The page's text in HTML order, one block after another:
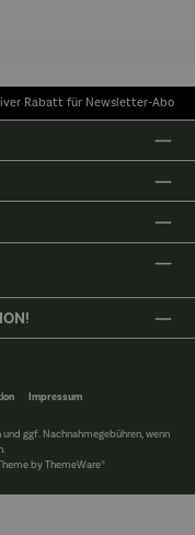
Rabatt für Newsletter-Abo
Impressum
und ggf. Nachnahmegebühren, wenn
byThemeWare®